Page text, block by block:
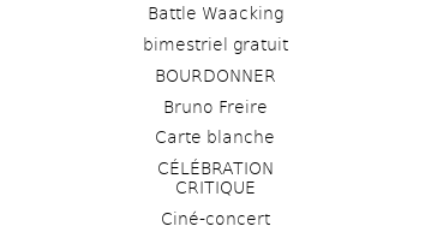
Battle Waacking
bimestriel gratuit
BOURDONNER
Bruno Freire
Carte blanche
CÉLÉBRATION
CRITIQUE
Ciné-concert